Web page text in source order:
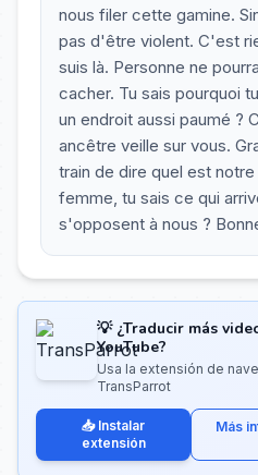
nous filer cette gamine.
pas d'être violent. C'est
suis là. Personne ne
cacher. Tu sais pourquoi
un endroit aussi paumé ?
ancêtre veille sur vous.
train de dire quel est
femme, tu sais ce qui
s'opposent à nous ?
💡 ¿Traducir más
YouTube?
Usa la extensión de
TransParrot
📥 Instalar
extensión
Más